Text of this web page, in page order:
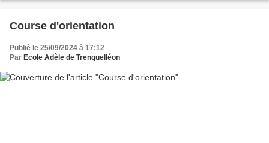
Course d'orientation
Publié le 25/09/2024 à 17:12
Par Ecole Adèle de Trenquelléon